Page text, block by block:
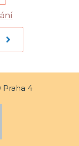
Praha 4